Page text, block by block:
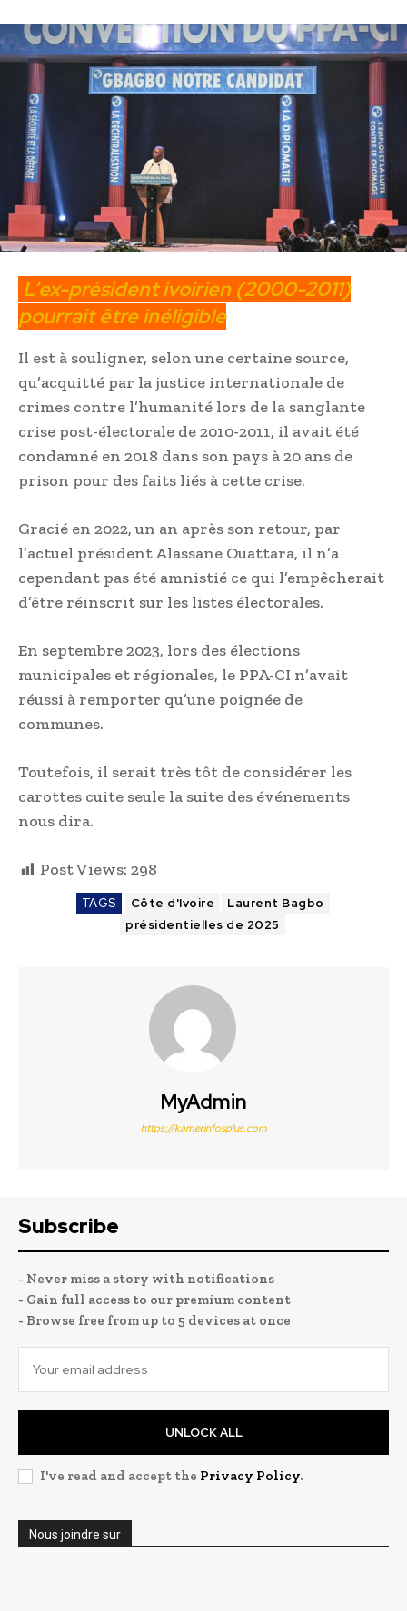
L’ex-président ivoirien (2000-2011)
pourrait être inéligible
Il est à souligner, selon une certaine source,
qu’acquitté par la justice internationale de
crimes contre l’humanité lors de la sanglante
crise post-électorale de 2010-2011, il avait été
condamné en 2018 dans son pays à 20 ans de
prison pour des faits liés à cette crise.
Gracié en 2022, un an après son retour, par
l’actuel président Alassane Ouattara, il n’a
cependant pas été amnistié ce qui l’empêcherait
d’être réinscrit sur les listes électorales.
En septembre 2023, lors des élections
municipales et régionales, le PPA-CI n’avait
réussi à remporter qu’une poignée de
communes.
Toutefois, il serait très tôt de considérer les
carottes cuite seule la suite des événements
nous dira.
Post Views: 298
TAGS Côte d'Ivoire
Laurent Bagbo
présidentielles de 2025
MyAdmin
https://kamerinfosplus.com
Subscribe
- Never miss a story with notifications
- Gain full access to our premium content
- Browse free from up to 5 devices at once
UNLOCK ALL
I've read and accept the Privacy Policy.
Nous joindre sur